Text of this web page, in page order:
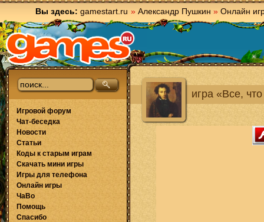
Вы здесь: gamestart.ru » Александр Пушкин » Онлайн
игра «Все,
Игровой форум
Чат-беседка
Новости
Статьи
Коды к старым играм
Скачать мини игры
Игры для телефона
Онлайн игры
ЧаВо
Помощь
Спасибо